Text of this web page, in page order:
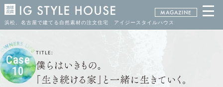
浜松、名古屋で建てる自然素材の注文住宅 アイジースタイルハウス
MAGAZINE
Case
10
TITLE: